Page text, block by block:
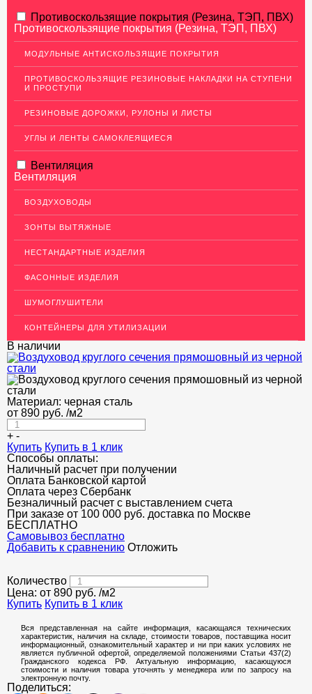
АЛЮМИНИЕВЫЙ ПРОКАТ
НЕРЖАВЕЮЩАЯ СТАЛЬ
МЕДНЫЙ ПРОКАТ
ЛАТУННЫЙ ПРОКАТ
ДЕКОР НЕРЖАВЕЙКА
ОГРАЖДЕНИЯ ДЛЯ ЛЕСТНИЦ
ЭЛЕКТРОДЫ
ДЕКОРАТИВНЫЙ УГОЛОК
МЕТАЛЛИЧЕСКИЕ ПОРОГИ НАПОЛЬНЫЕ (ДЛЯ ПОЛА),
РАСКЛАДКА, ПЛИНТУС
ПОТОЛКИ
АКЦИИ
НЕДОРОГОЙ МЕТАЛЛОПРОКАТ
Противоскользящие покрытия (Резина, ТЭП, ПВХ)
Противоскользящие покрытия (Резина, ТЭП, ПВХ)
МОДУЛЬНЫЕ АНТИСКОЛЬЗЯЩИЕ ПОКРЫТИЯ
ПРОТИВОСКОЛЬЗЯЩИЕ РЕЗИНОВЫЕ НАКЛАДКИ НА СТУПЕНИ
И ПРОСТУПИ
РЕЗИНОВЫЕ ДОРОЖКИ, РУЛОНЫ И ЛИСТЫ
УГЛЫ И ЛЕНТЫ САМОКЛЕЯЩИЕСЯ
Вентиляция
Вентиляция
ВОЗДУХОВОДЫ
ЗОНТЫ ВЫТЯЖНЫЕ
НЕСТАНДАРТНЫЕ ИЗДЕЛИЯ
ФАСОННЫЕ ИЗДЕЛИЯ
ШУМОГЛУШИТЕЛИ
КОНТЕЙНЕРЫ ДЛЯ УТИЛИЗАЦИИ
В наличии
Материал: черная сталь
от 890 руб. /м2
+ -
Купить Купить в 1 клик
Способы оплаты:
Наличный расчет при получении
Оплата Банковской картой
Оплата через Сбербанк
Безналичный расчет с выставлением счета
При заказе от 100 000 руб. доставка по Москве
БЕСПЛАТНО
Cамовывоз бесплатно
Добавить к сравнению Отложить
Количество
Цена: от 890 руб. /м2
Купить Купить в 1 клик
Вся представленная на сайте информация, касающаяся технических
характеристик, наличия на складе, стоимости товаров, поставщика носит
информационный, ознакомительный характер и ни при каких условиях не
является публичной офертой, определяемой положениями Статьи 437(2)
Гражданского кодекса РФ. Актуальную информацию, касающуюся
стоимости и наличия товара уточнять у менеджера или по запросу на
электронную почту.
Поделиться: